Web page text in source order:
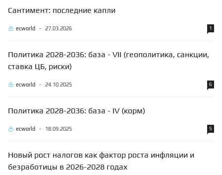
Сантимент: последние капли
ecworld - 27.03.2026 1
Политика 2028-2036: база - VII (геополитика, санкции,
ставка ЦБ, риски)
ecworld - 24.10.2025 6
Политика 2028-2036: база - IV (корм)
ecworld - 18.09.2025 5
Новый рост налогов как фактор роста инфляции и
безработицы в 2026-2028 годах